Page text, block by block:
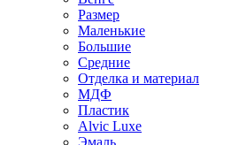
Размер
Маленькие
Большие
Средние
Отделка и материал
МДФ
Пластик
Alvic Luxe
Эмаль